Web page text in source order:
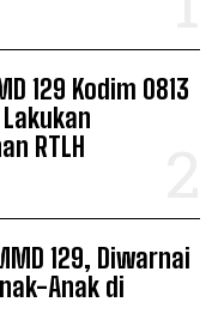
129 Kodim 0813
RTLH
129, Diwarnai
Anak di